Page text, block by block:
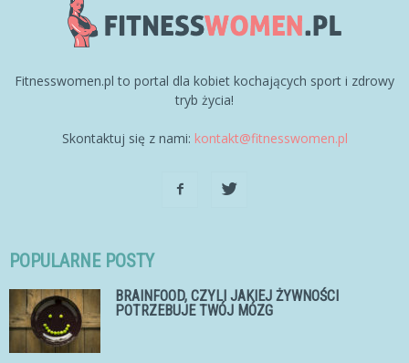
Fitnesswomen.pl to portal dla kobiet kochających sport i zdrowy
tryb życia!
Skontaktuj się z nami: kontakt@fitnesswomen.pl
POPULARNE POSTY
BRAINFOOD, CZYLI JAKIEJ ŻYWNOŚCI
POTRZEBUJE TWÓJ MÓZG